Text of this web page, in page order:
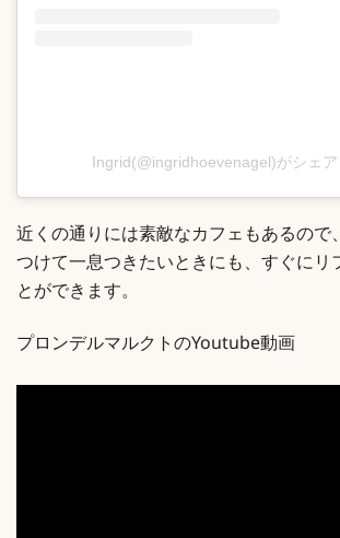
Ingrid(@ingridhoevenagel)がシェ
近くの通りには素敵なカフェもあるの
つけて一息つきたいときにも、すぐにリ
とができます。
プロンデルマルクトのYoutube動画